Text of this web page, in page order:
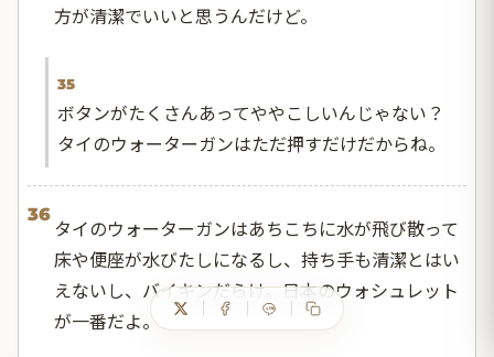
方が清潔でいいと思うんだけど。
35
ボタンがたくさんあってややこしいんじゃない？
タイのウォーターガンはただ押すだけだからね。
36
タイのウォーターガンはあちこちに水が飛び散って
床や便座が水びたしになるし、持ち手も清潔とはい
えないし、バイキンだらけ。日本のウォシュレット
が一番だよ。